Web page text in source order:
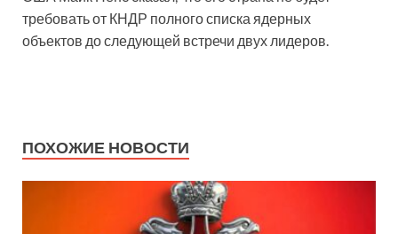
требовать от КНДР полного списка ядерных
объектов до следующей встречи двух лидеров.
ПОХОЖИЕ НОВОСТИ